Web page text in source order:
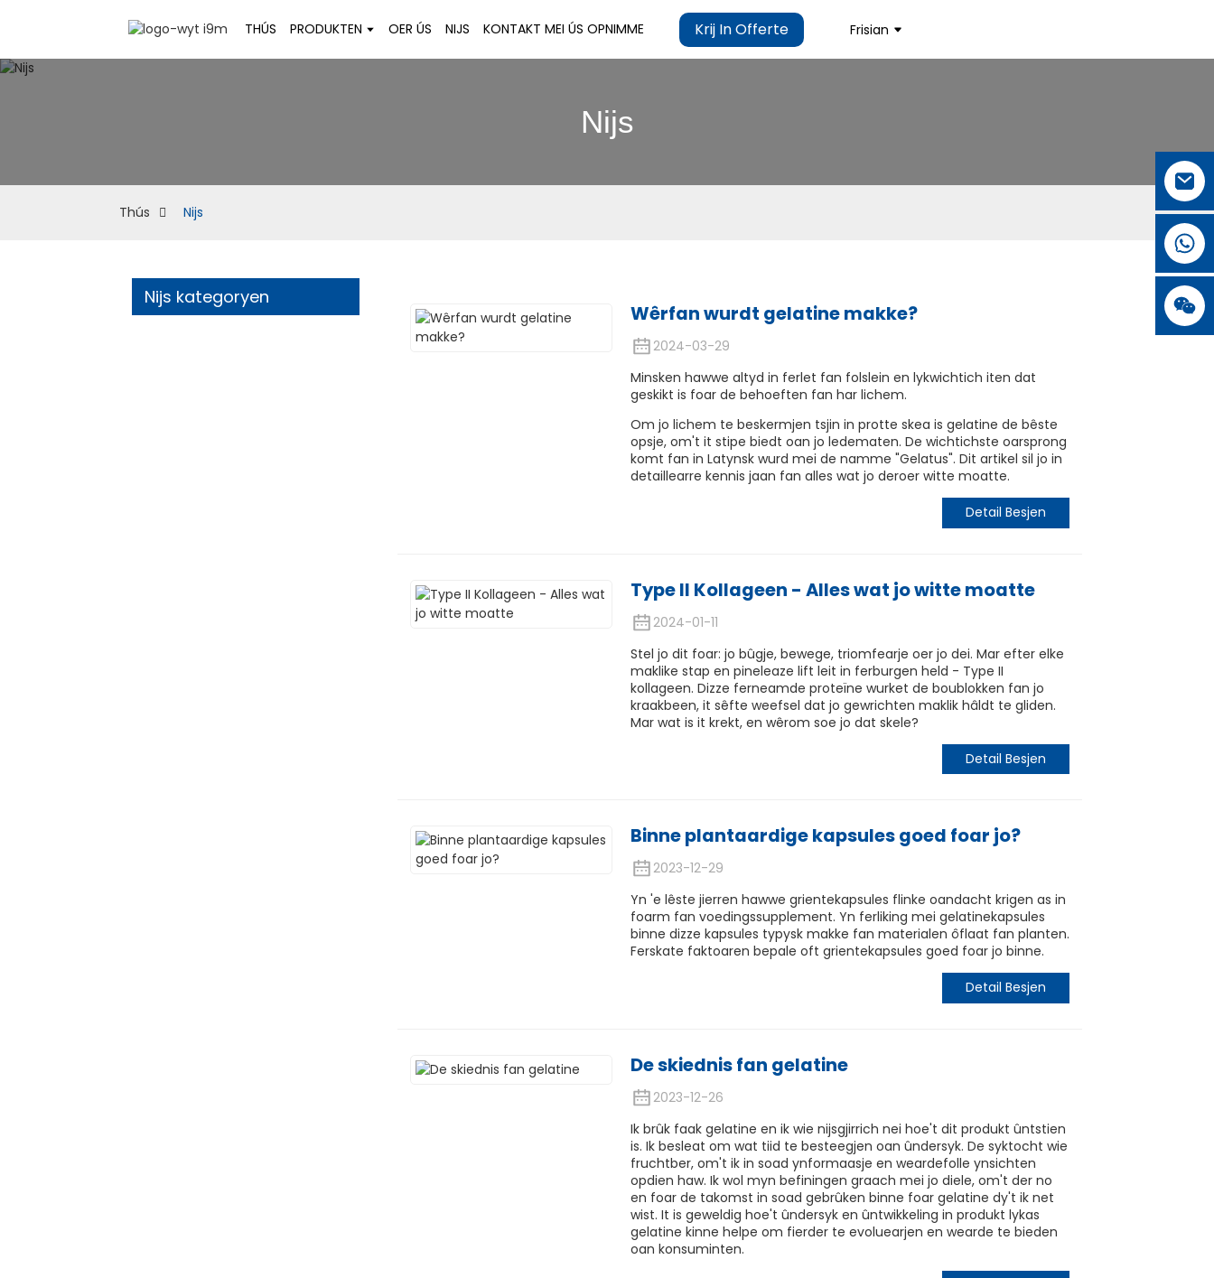
THÚS PRODUKTEN OER ÚS NIJS KONTAKT MEI ÚS OPNIMME Krij In Offerte Frisian
Nijs
Thús Nijs
Nijs kategoryen
Wêrfan wurdt gelatine makke?
2024-03-29
Minsken hawwe altyd in ferlet fan folslein en lykwichtich iten dat
geskikt is foar de behoeften fan har lichem.
Om jo lichem te beskermjen tsjin in protte skea is gelatine de bêste
opsje, om't it stipe biedt oan jo ledematen. De wichtichste oarsprong
komt fan in Latynsk wurd mei de namme "Gelatus". Dit artikel sil jo in
detaillearre kennis jaan fan alles wat jo deroer witte moatte.
Detail Besjen
Type II Kollageen - Alles wat jo witte moatte
2024-01-11
Stel jo dit foar: jo bûgje, bewege, triomfearje oer jo dei. Mar efter elke
maklike stap en pineleaze lift leit in ferburgen held - Type II
kollageen. Dizze ferneamde proteïne wurket de boublokken fan jo
kraakbeen, it sêfte weefsel dat jo gewrichten maklik hâldt te gliden.
Mar wat is it krekt, en wêrom soe jo dat skele?
Detail Besjen
Binne plantaardige kapsules goed foar jo?
2023-12-29
Yn 'e lêste jierren hawwe grientekapsules flinke oandacht krigen as in
foarm fan voedingssupplement. Yn ferliking mei gelatinekapsules
binne dizze kapsules typysk makke fan materialen ôflaat fan planten.
Ferskate faktoaren bepale oft grientekapsules goed foar jo binne.
Detail Besjen
De skiednis fan gelatine
2023-12-26
Ik brûk faak gelatine en ik wie nijsgjirrich nei hoe't dit produkt ûntstien
is. Ik besleat om wat tiid te besteegjen oan ûndersyk. De syktocht wie
fruchtber, om't ik in soad ynformaasje en weardefolle ynsichten
opdien haw. Ik wol myn befiningen graach mei jo diele, om't der no
en foar de takomst in soad gebrûken binne foar gelatine dy't ik net
wist. It is geweldig hoe't ûndersyk en ûntwikkeling in produkt lykas
gelatine kinne helpe om fierder te evoluearjen en wearde te bieden
oan konsuminten.